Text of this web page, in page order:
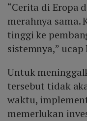
“Cerita di Eropa
merahnya sama.
tinggi ke
sistemnya,” ucap
Untuk
tersebut tidak
waktu,
memerlukan